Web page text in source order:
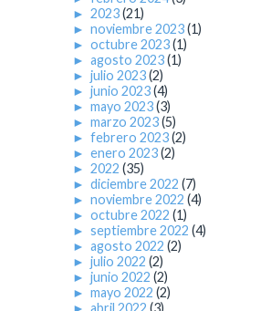
► 2023(21)
► noviembre 2023(1)
► octubre 2023(1)
► agosto 2023(1)
► julio 2023(2)
► junio 2023(4)
► mayo 2023(3)
► marzo 2023(5)
► febrero 2023(2)
► enero 2023(2)
► 2022 (35)
► diciembre 2022 (7)
► noviembre 2022 (4)
► octubre 2022 (1)
► septiembre 2022 (4)
► agosto 2022 (2)
► julio 2022 (2)
► junio 2022 (2)
► mayo 2022 (2)